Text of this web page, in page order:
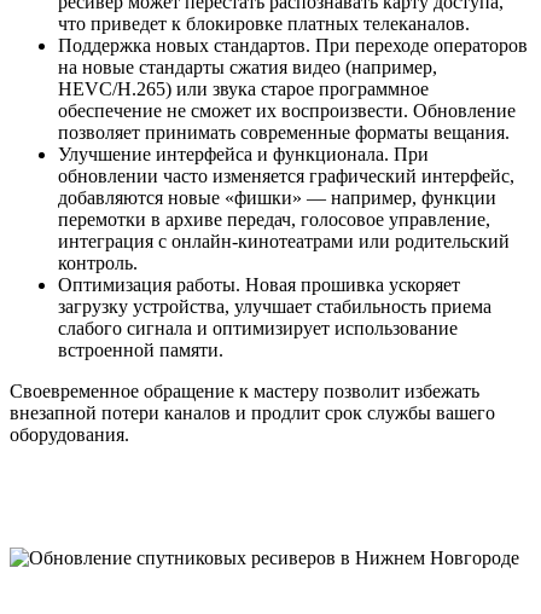
что приведет к блокировке платных телеканалов.
Поддержка новых стандартов. При переходе операторов
на новые стандарты сжатия видео (например,
HEVC/H.265) или звука старое программное
обеспечение не сможет их воспроизвести. Обновление
позволяет принимать современные форматы вещания.
Улучшение интерфейса и функционала. При
обновлении часто изменяется графический интерфейс,
добавляются новые «фишки» — например, функции
перемотки в архиве передач, голосовое управление,
интеграция с онлайн-кинотеатрами или родительский
контроль.
Оптимизация работы. Новая прошивка ускоряет
загрузку устройства, улучшает стабильность приема
слабого сигнала и оптимизирует использование
встроенной памяти.
Своевременное обращение к мастеру позволит избежать
внезапной потери каналов и продлит срок службы вашего
оборудования.